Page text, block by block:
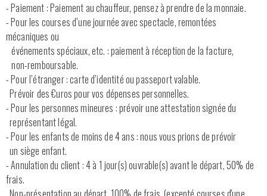
- Paiement : Paiement au chauffeur, pensez à prendre de la monnaie.
- Pour les courses d’une journée avec spectacle, remontées
mécaniques ou
événements spéciaux, etc. : paiement à réception de la facture,
non-remboursable.
- Pour l’étranger : carte d’identité ou passeport valable.
Prévoir des €uros pour vos dépenses personnelles.
- Pour les personnes mineures : prévoir une attestation signée du
représentant légal.
- Pour les enfants de moins de 4 ans : nous vous prions de prévoir
un siège enfant.
- Annulation du client : 4 à 1 jour(s) ouvrable(s) avant le départ, 50% de
frais.